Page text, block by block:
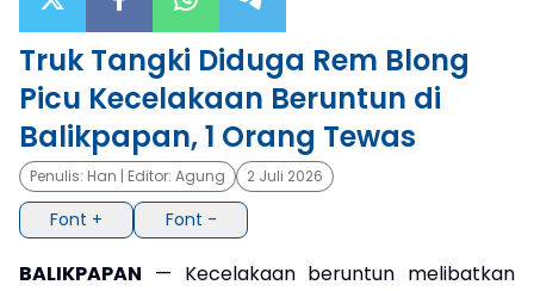
×
Truk Tangki Diduga Rem Blong
Picu Kecelakaan Beruntun di
Balikpapan, 1 Orang Tewas
Penulis: Han | Editor: Agung 2 Juli 2026
Font + Font -
BALIKPAPAN — Kecelakaan beruntun melibatkan